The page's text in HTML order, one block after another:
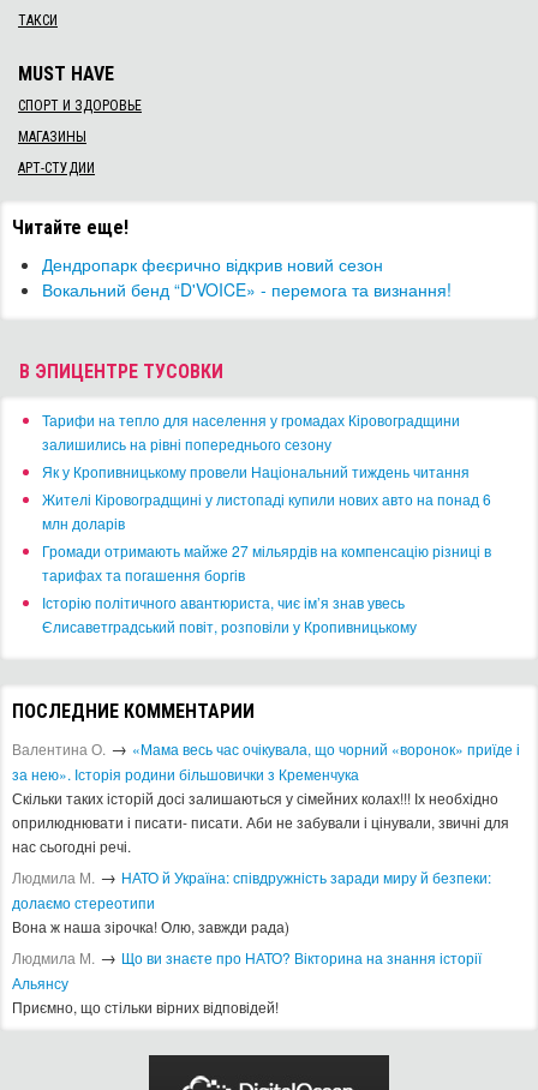
ТАКСИ
MUST HAVE
СПОРТ И ЗДОРОВЬЕ
МАГАЗИНЫ
АРТ-СТУДИИ
Читайте еще!
Дендропарк феєрично відкрив новий сезон
Вокальний бенд “D'VOICE» - перемога та визнання!
В ЭПИЦЕНТРЕ ТУСОВКИ
​Тарифи на тепло для населення у громадах Кіровоградщини
залишились на рівні попереднього сезону
​Як у Кропивницькому провели Національний тиждень читання
​Жителі Кіровоградщині у листопаді купили нових авто на понад 6
млн доларів
​Громади отримають майже 27 мільярдів на компенсацію різниці в
тарифах та погашення боргів
Історію політичного авантюриста, чиє ім’я знав увесь
Єлисаветградський повіт, розповіли у Кропивницькому
ПОСЛЕДНИЕ КОММЕНТАРИИ
Валентина О. → «Мама весь час очікувала, що чорний «воронок» приїде і
за нею». Історія родини більшовички з Кременчука
Скільки таких історій досі залишаються у сімейних колах!!! Іх необхідно
оприлюднювати і писати- писати. Аби не забували і цінували, звичні для
нас сьогодні речі.
Людмила М. → ​НАТО й Україна: співдружність заради миру й безпеки:
долаємо стереотипи
Вона ж наша зірочка! Олю, завжди рада)
Людмила М. → Що ви знаєте про НАТО? Вікторина на знання історії
Альянсу ​
Приємно, що стільки вірних відповідей!